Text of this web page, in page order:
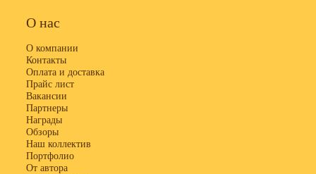
О нас
О компании
Контакты
Оплата и доставка
Прайс лист
Вакансии
Партнеры
Награды
Обзоры
Наш коллектив
Портфолио
От автора